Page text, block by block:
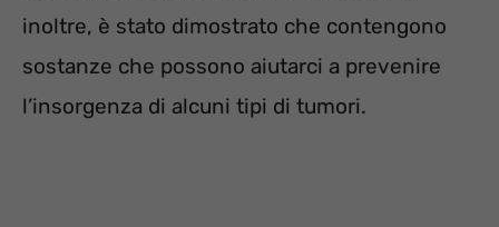
inoltre, è stato dimostrato che contengono
sostanze che possono aiutarci a prevenire
l’insorgenza di alcuni tipi di tumori.